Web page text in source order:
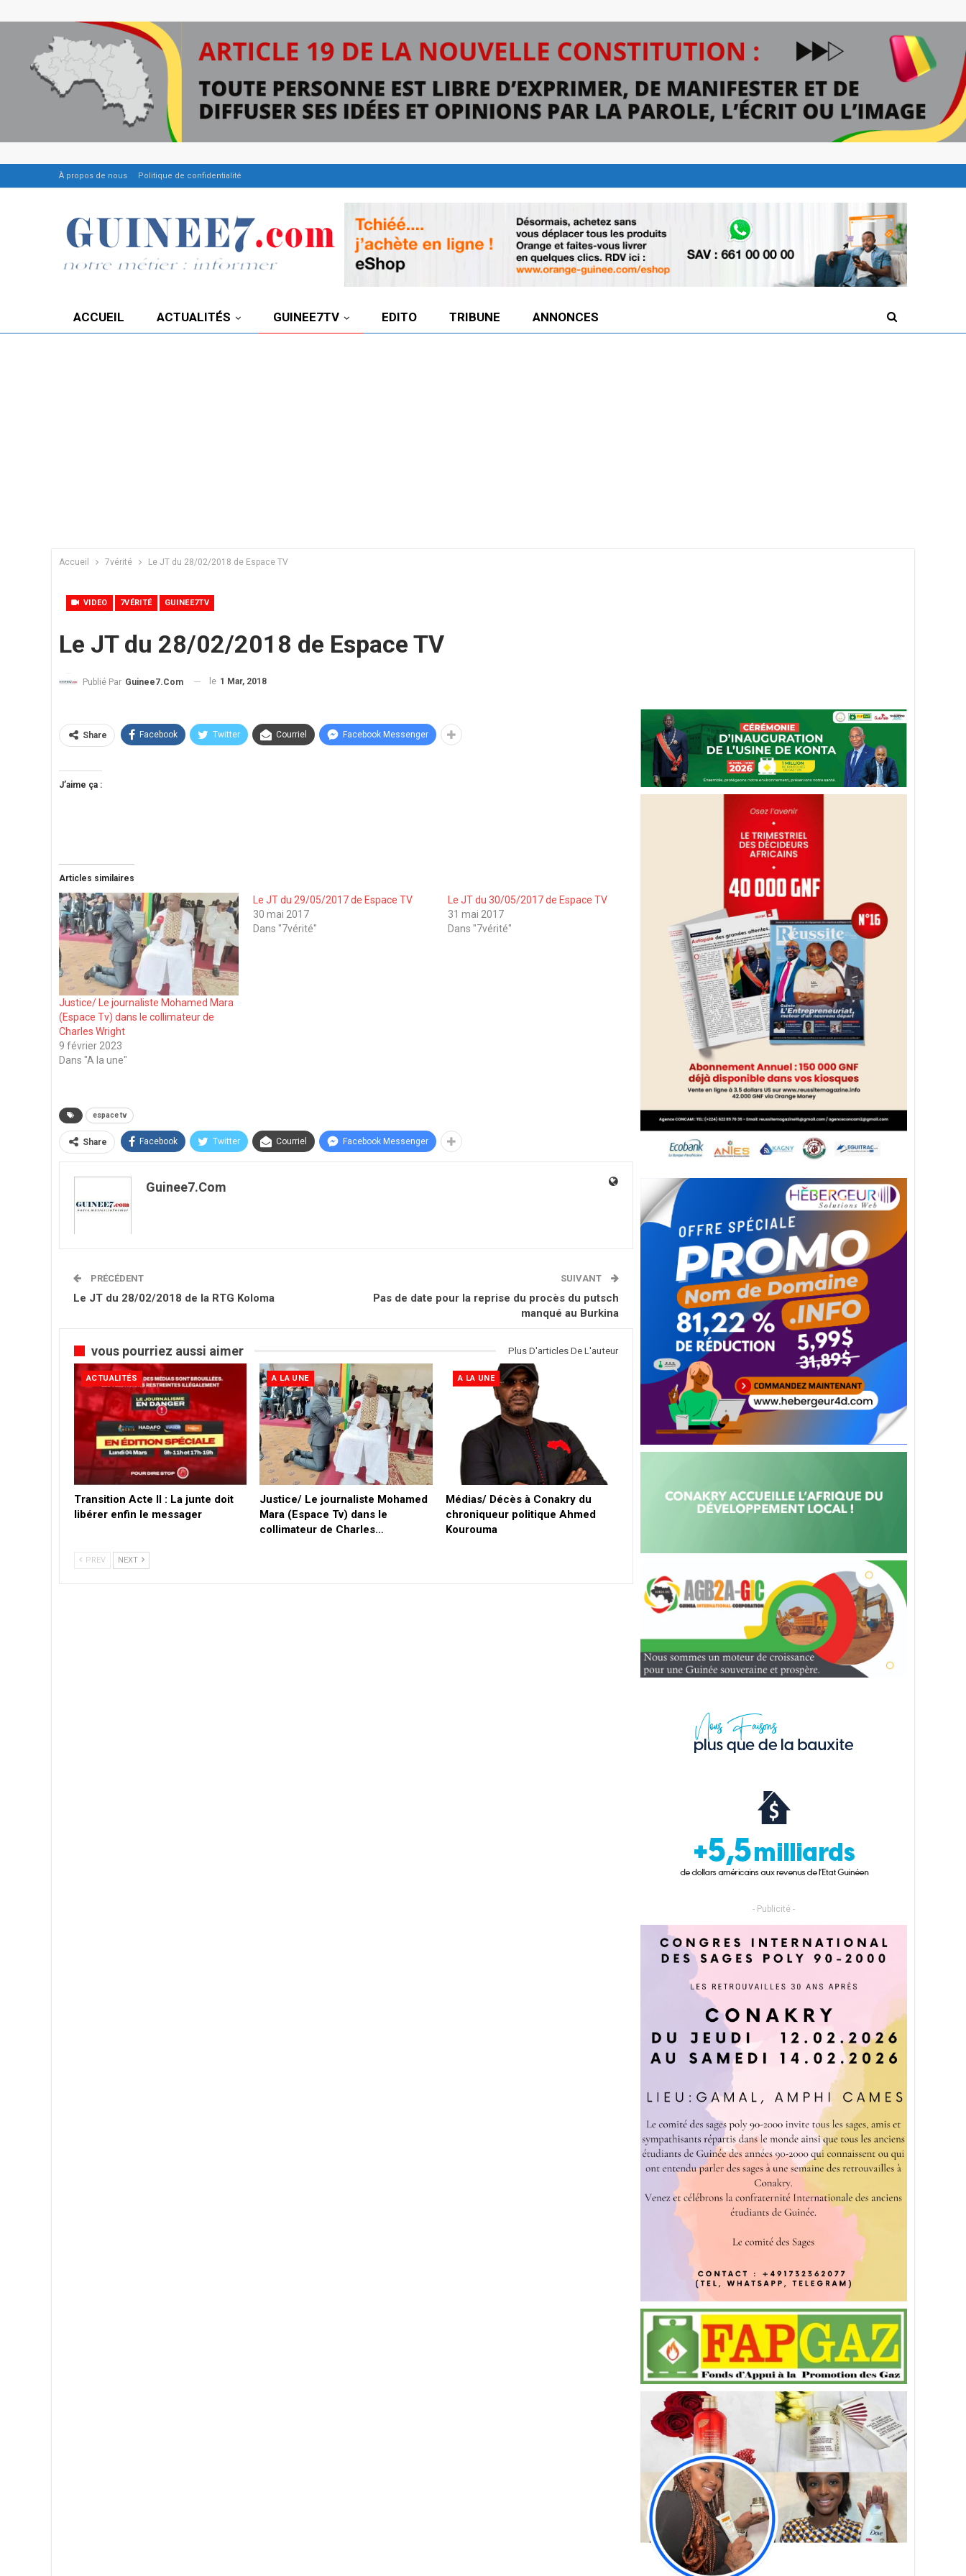
À propos de nous Politique de confidentialité
ACCUEIL ACTUALITÉS GUINEE7TV EDITO TRIBUNE ANNONCES
Accueil 7vérité Le JT du 28/02/2018 de Espace TV
VIDEO 7VÉRITÉ GUINEE7TV
Le JT du 28/02/2018 de Espace TV
Publié Par Guinee7.com le 1 Mar, 2018
Share Facebook Twitter Courriel Facebook Messenger
J’aime ça :
Articles similaires
Justice/ Le journaliste Mohamed Mara
(Espace Tv) dans le collimateur de
Charles Wright
9 février 2023
Dans "A la une"
Le JT du 29/05/2017 de Espace TV
30 mai 2017
Dans "7vérité"
Le JT du 30/05/2017 de Espace TV
31 mai 2017
Dans "7vérité"
espace tv
Share Facebook Twitter Courriel Facebook Messenger
Guinee7.com
PRÉCÉDENT
Le JT du 28/02/2018 de la RTG Koloma
SUIVANT
Pas de date pour la reprise du procès du putsch
manqué au Burkina
vous pourriez aussi aimer Plus D'articles De L'auteur
ACTUALITÉS
Transition Acte II : La junte doit
libérer enfin le messager
A LA UNE
Justice/ Le journaliste Mohamed
Mara (Espace Tv) dans le
collimateur de Charles…
A LA UNE
Médias/ Décès à Conakry du
chroniqueur politique Ahmed
Kourouma
PREV NEXT
- Publicité -